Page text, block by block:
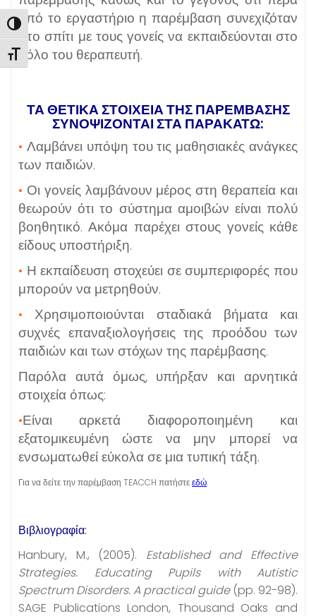
Εναλλαγή Υψηλής Αντίθεσης
Εναλλαγή Μεγέθους Γραμμάτων
από το εργαστήριο η παρέμβαση συνεχιζόταν
στο σπίτι με τους γονείς να εκπαιδεύονται στο
ρόλο του θεραπευτή.
ΤΑ ΘΕΤΙΚΆ ΣΤΟΙΧΕΊΑ ΤΗΣ ΠΑΡΈΜΒΑΣΗΣ
ΣΥΝΟΨΊΖΟΝΤΑΙ ΣΤΑ ΠΑΡΑΚΆΤΩ:
• Λαμβάνει υπόψη του τις μαθησιακές ανάγκες
των παιδιών.
• Οι γονείς λαμβάνουν μέρος στη θεραπεία και
θεωρούν ότι το σύστημα αμοιβών είναι πολύ
βοηθητικό. Ακόμα παρέχει στους γονείς κάθε
είδους υποστήριξη.
• Η εκπαίδευση στοχεύει σε συμπεριφορές που
μπορούν να μετρηθούν.
•Χρησιμοποιούνται σταδιακά βήματα και
συχνές επαναξιολογήσεις της προόδου των
παιδιών και των στόχων της παρέμβασης.
Παρόλα αυτά όμως, υπήρξαν και αρνητικά
στοιχεία όπως:
•Είναι αρκετά διαφοροποιημένη και
εξατομικευμένη ώστε να μην μπορεί να
ενσωματωθεί εύκολα σε μια τυπική τάξη.
Για να δείτε την παρέμβαση TEACCH πατήστεεδώ.
Βιβλιογραφία:
Hanbury, M., (2005). Established and Effective
Strategies. Educating Pupils with Autistic
Spectrum Disorders. A practical guide(pp. 92-98).
SAGE Publications London, Thousand Oaks and